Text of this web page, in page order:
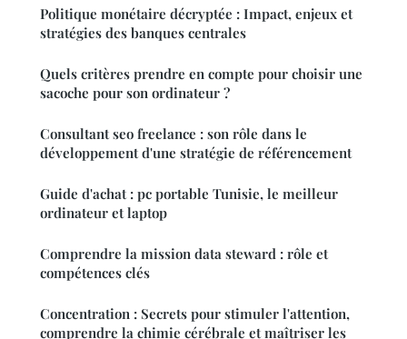
Politique monétaire décryptée : Impact, enjeux et
stratégies des banques centrales
Quels critères prendre en compte pour choisir une
sacoche pour son ordinateur ?
Consultant seo freelance : son rôle dans le
développement d'une stratégie de référencement
Guide d'achat : pc portable Tunisie, le meilleur
ordinateur et laptop
Comprendre la mission data steward : rôle et
compétences clés
Concentration : Secrets pour stimuler l'attention,
comprendre la chimie cérébrale et maîtriser les